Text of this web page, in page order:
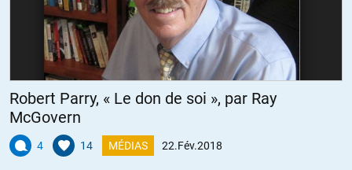
Robert Parry, « Le don de soi », par Ray
McGovern
4 14 MÉDIAS 22.Fév.2018